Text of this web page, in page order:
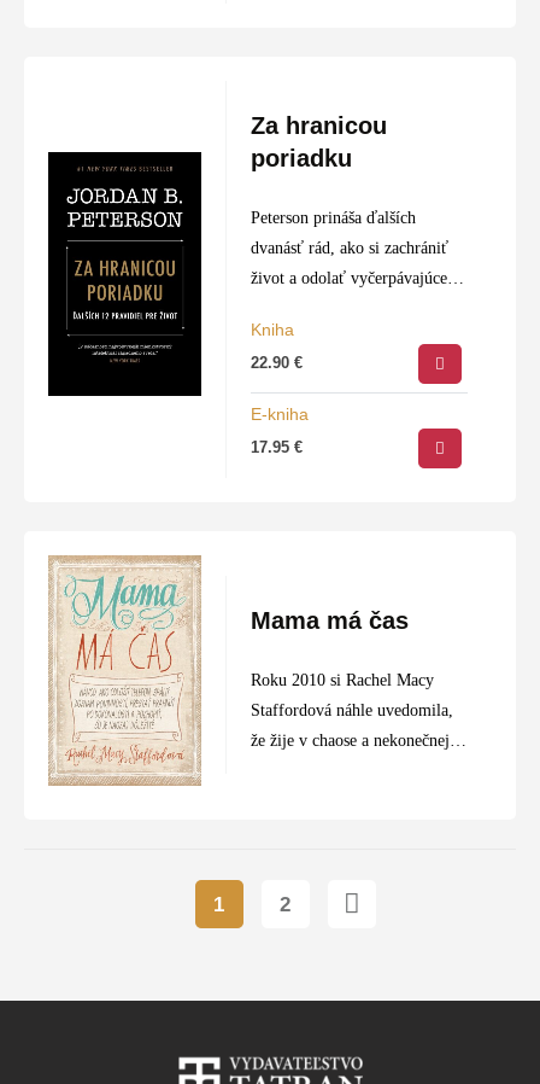
Za hranicou
poriadku
Peterson prináša ďalších
dvanásť rád, ako si zachrániť
život a odolať vyčerpávajúcej
usporiadaní sveta nevyhnutne
vyžaduje. V čase, keď sa
človek čoraz intenzívnejšie
Kniha
22.90€
E-kniha
17.95€
Mama má čas
Roku 2010 si Rachel Macy
Staffordová náhle uvedomila,
že žije v chaose a nekonečnej
1 2